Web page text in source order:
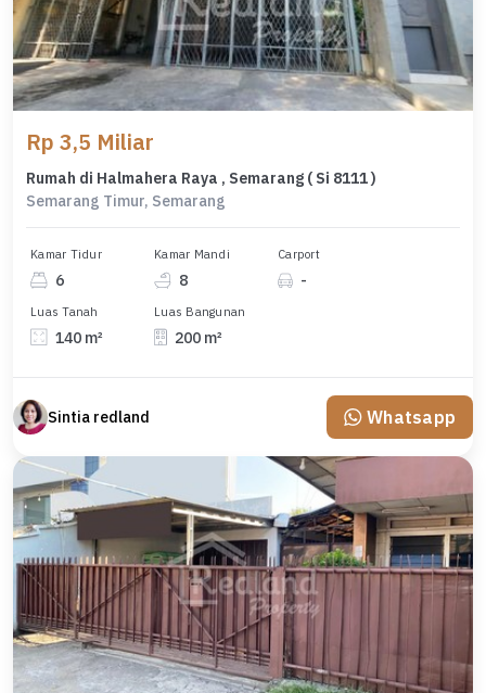
Rp 3,5 Miliar
Rumah di Halmahera Raya , Semarang ( Si 8111 )
Semarang Timur, Semarang
Kamar Tidur
6
Kamar Mandi
8
Carport
-
Luas Tanah
140 m²
Luas Bangunan
200 m²
Sintia redland Whatsapp